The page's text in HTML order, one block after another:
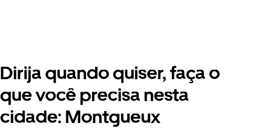
Dirija quando quiser, faça o
que você precisa nesta
cidade: Montgueux